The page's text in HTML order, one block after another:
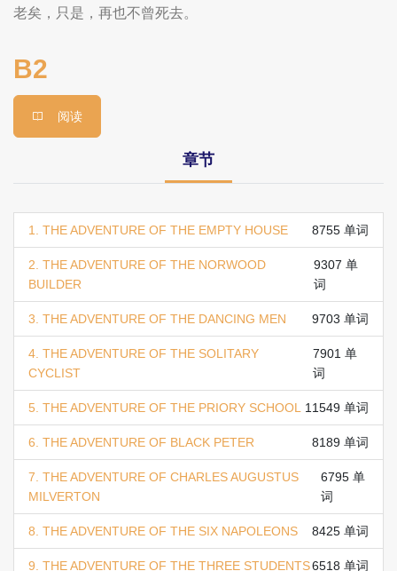
老矣，只是，再也不曾死去。
B2
阅读
章节
1. THE ADVENTURE OF THE EMPTY HOUSE 8755 单词
2. THE ADVENTURE OF THE NORWOOD
BUILDER
9307 单
词
3. THE ADVENTURE OF THE DANCING MEN 9703 单词
4. THE ADVENTURE OF THE SOLITARY
CYCLIST
7901 单
词
5. THE ADVENTURE OF THE PRIORY SCHOOL 11549 单词
6. THE ADVENTURE OF BLACK PETER 8189 单词
7. THE ADVENTURE OF CHARLES AUGUSTUS
MILVERTON
6795 单
词
8. THE ADVENTURE OF THE SIX NAPOLEONS 8425 单词
9. THE ADVENTURE OF THE THREE STUDENTS6518 单词